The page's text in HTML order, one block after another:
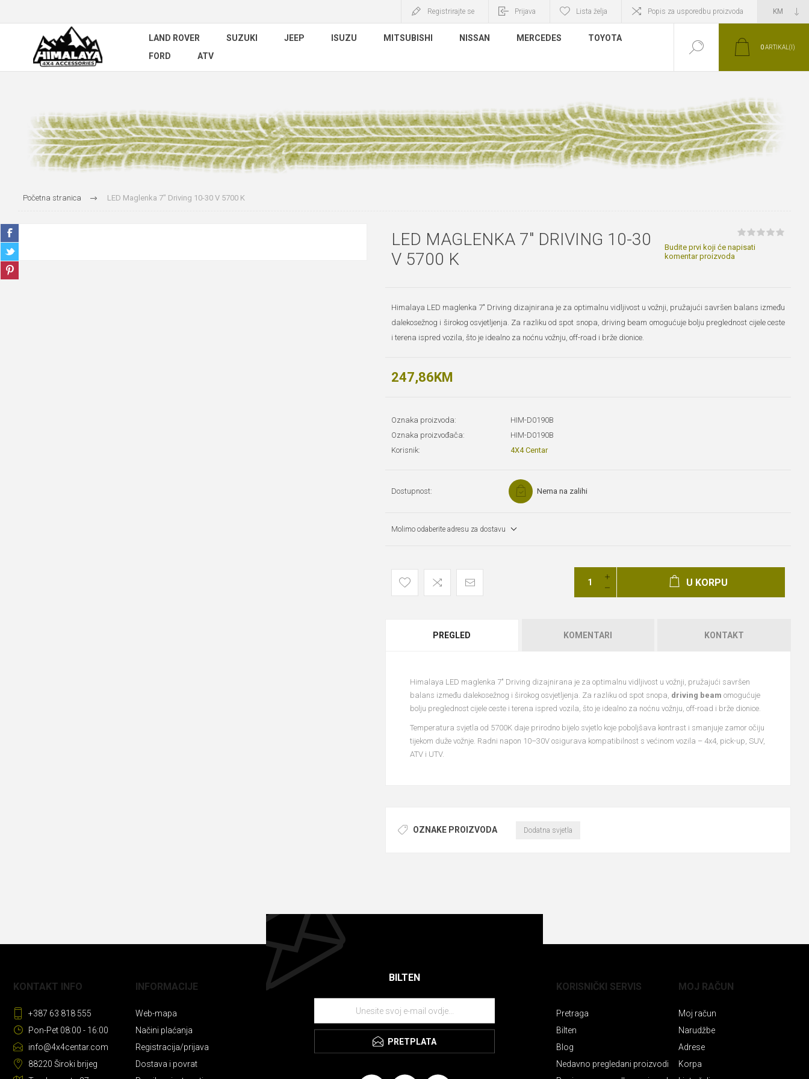
Registrirajte se Prijava Lista želja Popis za usporedbu proizvoda
LAND ROVER SUZUKI JEEP ISUZU MITSUBISHI NISSAN MERCEDES
TOYOTA
FORD
ATV
0ARTIKAL(I)
Početna stranica LED Maglenka 7" Driving 10-30 V 5700 K
LED MAGLENKA 7" DRIVING 10-30
V 5700 K
Budite prvi koji će napisati
komentar proizvoda
Himalaya LED maglenka 7" Driving dizajnirana je za optimalnu vidljivost u vožnji, pružajući savršen balans između
dalekosežnog i širokog osvjetljenja. Za razliku od spot snopa, driving beam omogućuje bolju preglednost cijele ceste
i terena ispred vozila, što je idealno za noćnu vožnju, off-road i brže dionice.
247,86KM
Oznaka proizvoda:
HIM-D0190B
Oznaka proizvođača:
HIM-D0190B
Korisnik:
4X4 Centar
Dostupnost: Nema na zalihi
Molimo odaberite adresu za dostavu
U KORPU
PREGLED KOMENTARI KONTAKT
Himalaya LED maglenka 7" Driving dizajnirana je za optimalnu vidljivost u vožnji, pružajući savršen
balans između dalekosežnog i širokog osvjetljenja. Za razliku od spot snopa, driving beam omogućuje
bolju preglednost cijele ceste i terena ispred vozila, što je idealno za noćnu vožnju, off-road i brže dionice.
Temperatura svjetla od 5700K daje prirodno bijelo svjetlo koje poboljšava kontrast i smanjuje zamor očiju
tijekom duže vožnje. Radni napon 10–30V osigurava kompatibilnost s većinom vozila – 4x4, pick-up, SUV,
ATV i UTV.
OZNAKE PROIZVODA Dodatna svjetla
BILTEN
PRETPLATA
KONTAKT INFO
+387 63 818 555
Pon-Pet 08:00 - 16:00
info@4x4centar.com
88220 Široki brijeg
INFORMACIJE
Web-mapa
Načini plaćanja
Registracija/prijava
Dostava i povrat
KORISNIČKI SERVIS
Pretraga
Bilten
Blog
Nedavno pregledani proizvodi
MOJ RAČUN
Moj račun
Narudžbe
Adrese
Korpa